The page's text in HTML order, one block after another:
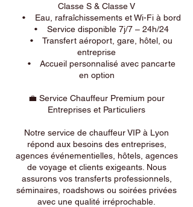
Classe S & Classe V
• Eau, rafraîchissements et Wi-Fi à bord
• Service disponible 7j/7 – 24h/24
• Transfert aéroport, gare, hôtel, ou
entreprise
• Accueil personnalisé avec pancarte
en option
💼 Service Chauffeur Premium pour
Entreprises et Particuliers
Notre service de chauffeur VIP à Lyon
répond aux besoins des entreprises,
agences événementielles, hôtels, agences
de voyage et clients exigeants. Nous
assurons vos transferts professionnels,
séminaires, roadshows ou soirées privées
avec une qualité irréprochable.